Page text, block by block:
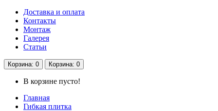
Доставка и оплата
Контакты
Монтаж
Галерея
Статьи
Корзина: 0 Корзина: 0
В корзине пусто!
Главная
Гибкая плитка